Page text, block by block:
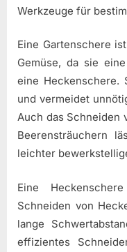
Werkzeuge für
Eine Gartenschere
Gemüse, da sie
eine Heckenschere.
und vermeidet
Auch das Schneiden
Beerensträuchern
leichter
Eine
Schneiden von
lange
effizientes